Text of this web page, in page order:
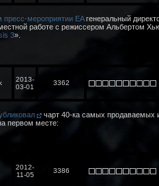
пресс-мероприятии EAгенеральный
работе с режиссером Альбертом
3».
2013-
03-01
3362
чарт 40-ка самых продаваемых
первом месте:
2012-
11-05
3386